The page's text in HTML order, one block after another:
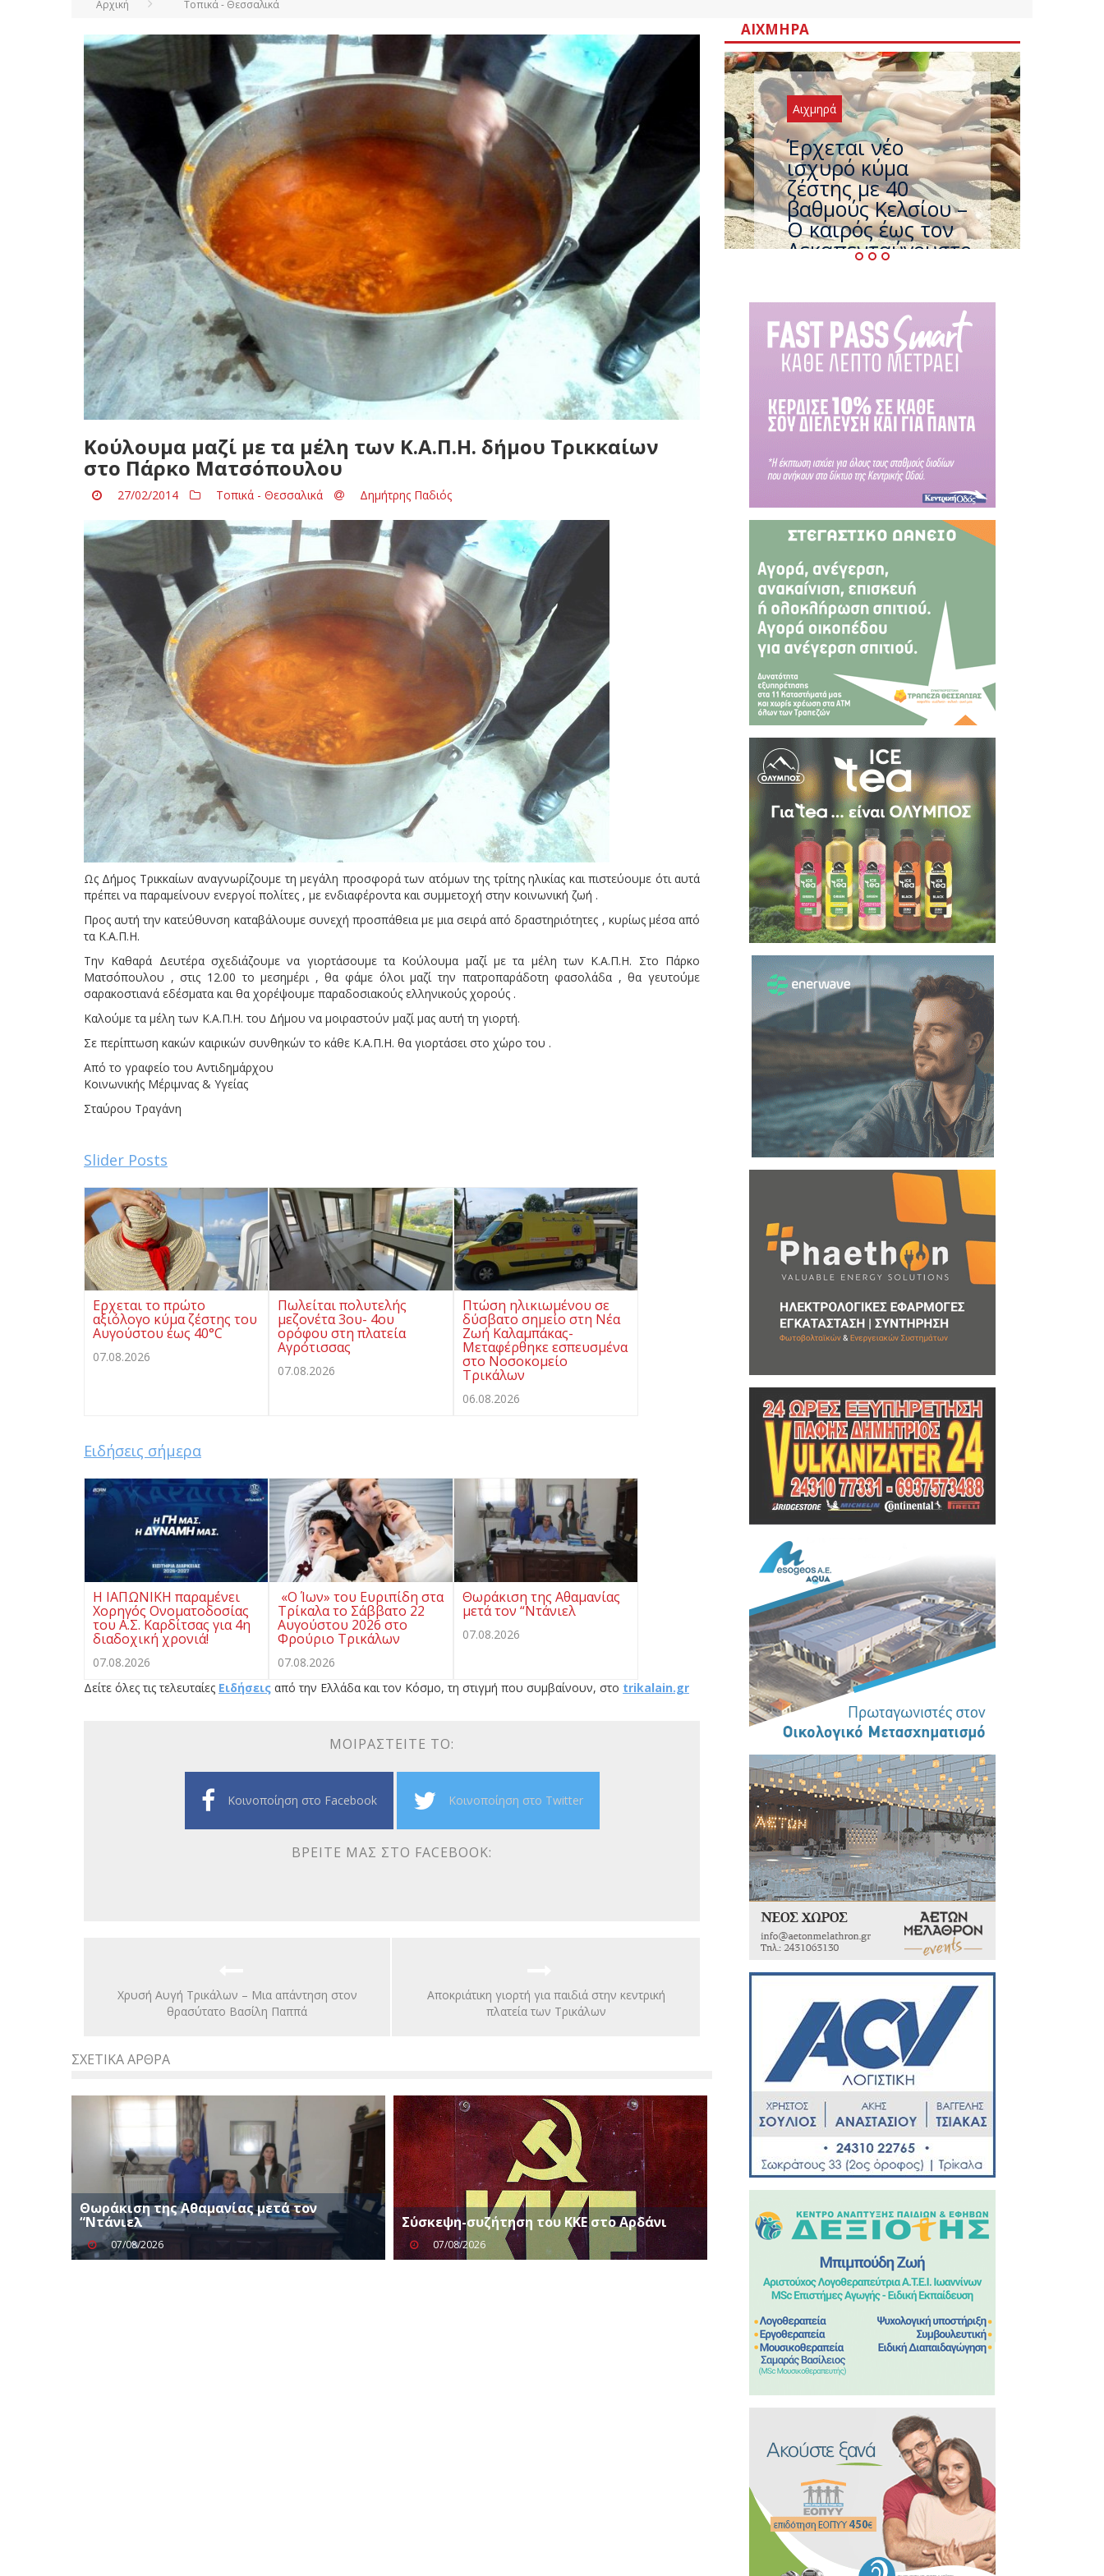
Αρχική Τοπικά - Θεσσαλικά
Κούλουμα μαζί με τα μέλη των Κ.Α.Π.Η. δήμου Τρικκαίων
στο Πάρκο Ματσόπουλου
27/02/2014 Τοπικά - Θεσσαλικά Δημήτρης Παδιός
Ως Δήμος Τρικκαίων αναγνωρίζουμε τη μεγάλη προσφορά των ατόμων της τρίτης ηλικίας και πιστεύουμε ότι αυτά
πρέπει να παραμείνουν ενεργοί πολίτες , με ενδιαφέροντα και συμμετοχή στην κοινωνική ζωή .
Προς αυτή την κατεύθυνση καταβάλουμε συνεχή προσπάθεια με μια σειρά από δραστηριότητες , κυρίως μέσα από
τα Κ.Α.Π.Η.
Την Καθαρά Δευτέρα σχεδιάζουμε να γιορτάσουμε τα Κούλουμα μαζί με τα μέλη των Κ.Α.Π.Η. Στο Πάρκο
Ματσόπουλου , στις 12.00 το μεσημέρι , θα φάμε όλοι μαζί την πατροπαράδοτη φασολάδα , θα γευτούμε
σαρακοστιανά εδέσματα και θα χορέψουμε παραδοσιακούς ελληνικούς χορούς .
Καλούμε τα μέλη των Κ.Α.Π.Η. του Δήμου να μοιραστούν μαζί μας αυτή τη γιορτή.
Σε περίπτωση κακών καιρικών συνθηκών το κάθε Κ.Α.Π.Η. θα γιορτάσει στο χώρο του .
Από το γραφείο του Αντιδημάρχου
Κοινωνικής Μέριμνας & Υγείας
Σταύρου Τραγάνη
Slider Posts
Ερχεται το πρώτο
αξιόλογο κύμα ζέστης του
Αυγούστου έως 40°C
07.08.2026
Πωλείται πολυτελής
μεζονέτα 3ου- 4ου
ορόφου στη πλατεία
Αγρότισσας
07.08.2026
Πτώση ηλικιωμένου σε
δύσβατο σημείο στη Νέα
Ζωή Καλαμπάκας-
Μεταφέρθηκε εσπευσμένα
στο Νοσοκομείο
Τρικάλων
06.08.2026
Ειδήσεις σήμερα
Η ΙΑΠΩΝΙΚΗ παραμένει
Χορηγός Ονοματοδοσίας
του Α.Σ. Καρδίτσας για 4η
διαδοχική χρονιά!
07.08.2026
«Ο Ίων» του Ευριπίδη στα
Τρίκαλα το Σάββατο 22
Αυγούστου 2026 στο
Φρούριο Τρικάλων
07.08.2026
Θωράκιση της Αθαμανίας
μετά τον “Ντάνιελ
07.08.2026
Δείτε όλες τις τελευταίες Ειδήσεις από την Ελλάδα και τον Κόσμο, τη στιγμή που συμβαίνουν, στο trikalain.gr
ΜΟΙΡΑΣΤΕΊΤΕ ΤΟ:
Κοινοποίηση στο Facebook Κοινοποίηση στο Twitter
ΒΡΕΊΤΕ ΜΑΣ ΣΤΟ FACEBOOK:
Χρυσή Αυγή Τρικάλων – Μια απάντηση στον
θρασύτατο Βασίλη Παππά
Aποκριάτικη γιορτή για παιδιά στην κεντρική
πλατεία των Τρικάλων
ΣΧΕΤΙΚΆ ΆΡΘΡΑ
Θωράκιση της Αθαμανίας μετά τον
“Ντάνιελ
07/08/2026
Σύσκεψη-συζήτηση του ΚΚΕ στο Αρδάνι
07/08/2026
ΑΙΧΜΗΡΆ
Αιχμηρά
Άφαντος ο
Τσίπρας… την ώρα
που η χώρα
καίγεται